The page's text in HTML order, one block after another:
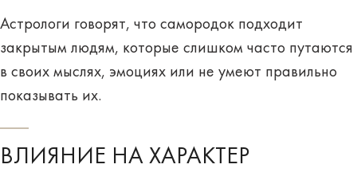
Астрологи говорят, что самородок подходит
закрытым людям, которые слишком часто путаются
в своих мыслях, эмоциях или не умеют правильно
показывать их.
ВЛИЯНИЕ НА ХАРАКТЕР